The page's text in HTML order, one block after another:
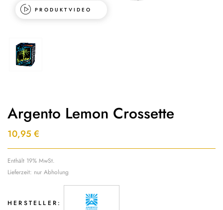
PRODUKTVIDEO
Argento Lemon Crossette
10,95 €
Enthält 19% MwSt.
Lieferzeit: nur Abholung
HERSTELLER: